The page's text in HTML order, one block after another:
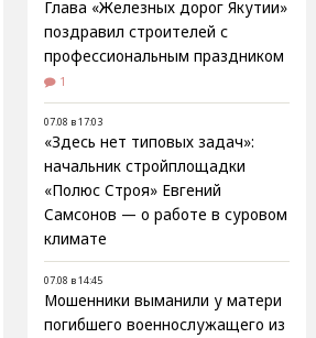
Глава «Железных дорог Якутии»
поздравил строителей с
профессиональным праздником
1
07.08 в 17:03
«Здесь нет типовых задач»:
начальник стройплощадки
«Полюс Строя» Евгений
Самсонов — о работе в суровом
климате
07.08 в 14:45
Мошенники выманили у матери
погибшего военнослужащего из